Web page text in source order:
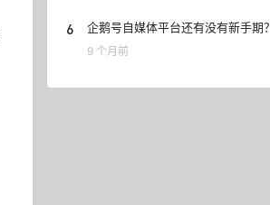
6 企鹅号自媒体平台还有没有新手期？
9 个月前